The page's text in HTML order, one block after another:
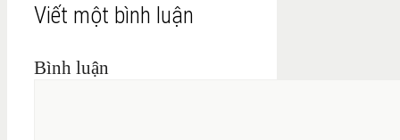
Viết một bình luận
Bình luận